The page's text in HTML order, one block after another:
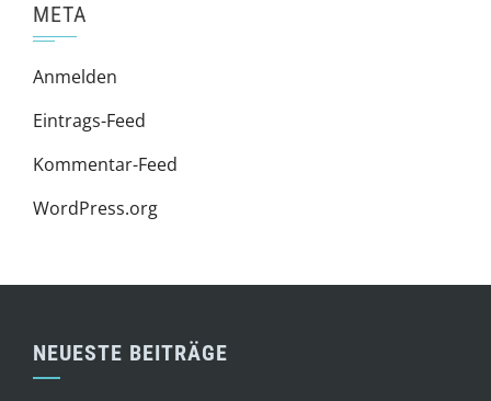
META
Anmelden
Eintrags-Feed
Kommentar-Feed
WordPress.org
NEUESTE BEITRÄGE